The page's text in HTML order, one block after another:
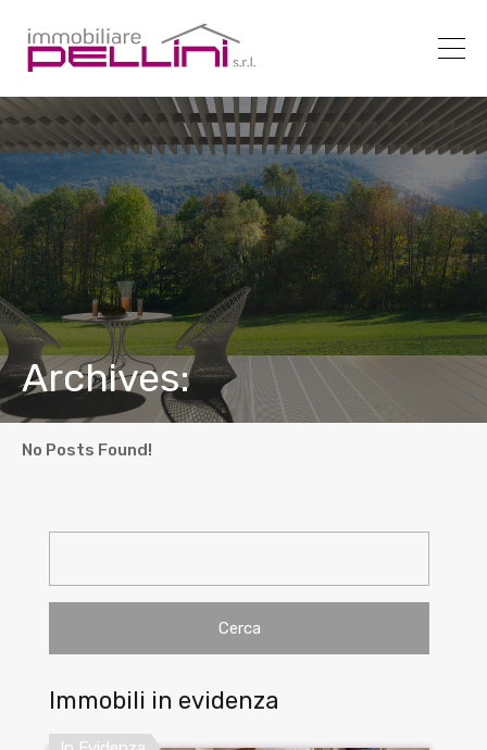
Archives:
No Posts Found!
Immobili in evidenza